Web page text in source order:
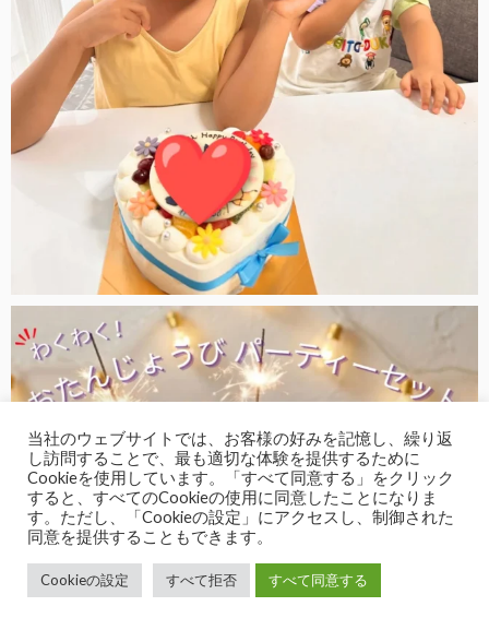
当社のウェブサイトでは、お客様の好みを記憶し、繰り返
し訪問することで、最も適切な体験を提供するために
Cookieを使用しています。「すべて同意する」をクリック
すると、すべてのCookieの使用に同意したことになりま
す。ただし、「Cookieの設定」にアクセスし、制御された
同意を提供することもできます。
Cookieの設定 すべて拒否 すべて同意する